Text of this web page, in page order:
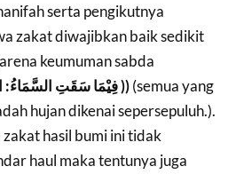
serta pengikutnya
zakat diwajibkan baik sedikit
keumuman sabda
(( فِيْمَا سَقَتِ السَّمَاءُ: الْعُشُرُ ))(semua yang
hujan dikenai sepersepuluh.).
hasil bumi ini tidak
haul maka tentunya juga